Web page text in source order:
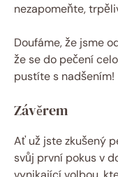
nezapomeňte,
Doufáme, že jsme
že se do pečení
pustíte s nadšením!
Závěrem
Ať už jste zkušený
svůj první pokus v